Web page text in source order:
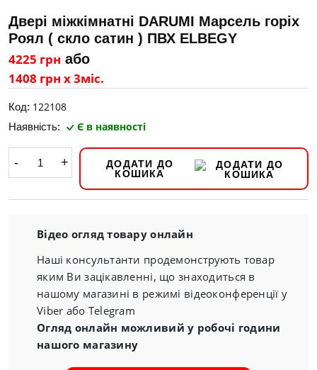
Двері міжкімнатні DARUMI Марсель горіх
Роял ( скло сатин ) ПВХ ELBEGY
4225 грн або
1408 грн х 3міс.
Код: 122108
Наявність: Є в наявності
- +
ДОДАТИ ДО
КОШИКА
Відео огляд товару онлайн
Наші консультанти продемонструють товар
яким Ви зацікавленні, що знаходиться в
нашому магазині в режимі відеоконференції у
Viber або Telegram
Огляд онлайн можливий у робочі години
нашого магазину